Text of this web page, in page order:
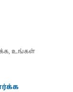
உங்கள்